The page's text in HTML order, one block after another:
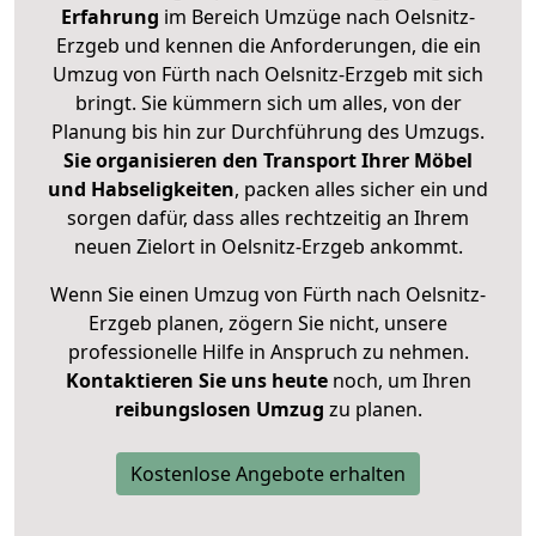
Erfahrung im Bereich Umzüge nach Oelsnitz-
Erzgeb und kennen die Anforderungen, die ein
Umzug von Fürth nach Oelsnitz-Erzgeb mit sich
bringt. Sie kümmern sich um alles, von der
Planung bis hin zur Durchführung des Umzugs.
Sie organisieren den Transport Ihrer Möbel
und Habseligkeiten, packen alles sicher ein und
sorgen dafür, dass alles rechtzeitig an Ihrem
neuen Zielort in Oelsnitz-Erzgeb ankommt.
Wenn Sie einen Umzug von Fürth nach Oelsnitz-
Erzgeb planen, zögern Sie nicht, unsere
professionelle Hilfe in Anspruch zu nehmen.
Kontaktieren Sie uns heutenoch, um Ihren
reibungslosen Umzug zu planen.
Kostenlose Angebote erhalten